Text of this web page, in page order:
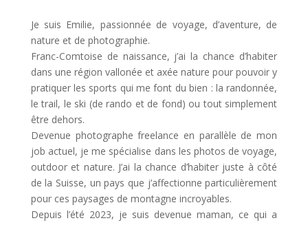
Je suis Emilie, passionnée de voyage, d’aventure, de
nature et de photographie.
Franc-Comtoise de naissance, j’ai la chance d’habiter
dans une région vallonée et axée nature pour pouvoir y
pratiquer les sports qui me font du bien : la randonnée,
le trail, le ski (de rando et de fond) ou tout simplement
être dehors.
Devenue photographe freelance en parallèle de mon
job actuel, je me spécialise dans les photos de voyage,
outdoor et nature. J’ai la chance d’habiter juste à côté
de la Suisse, un pays que j’affectionne particulièrement
pour ces paysages de montagne incroyables.
Depuis l’été 2023, je suis devenue maman, ce qui a